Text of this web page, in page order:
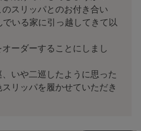
スリッパとのお付き合い
いる家に引っ越してきて以
ーダーすることにしまし
いや二巡したように思った
リッパを履かせていただき